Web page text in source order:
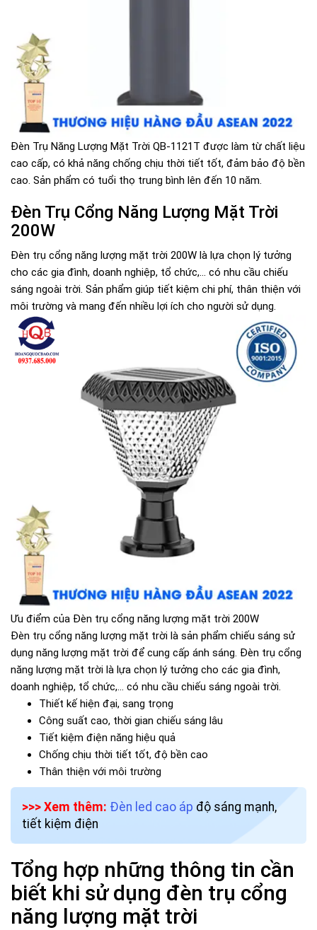
Đèn Trụ Năng Lượng Mặt Trời QB-1121T được làm từ chất liệu
cao cấp, có khả năng chống chịu thời tiết tốt, đảm bảo độ bền
cao. Sản phẩm có tuổi thọ trung bình lên đến 10 năm.
Đèn Trụ Cổng Năng Lượng Mặt Trời
200W
Đèn trụ cổng năng lượng mặt trời 200W là lựa chọn lý tưởng
cho các gia đình, doanh nghiệp, tổ chức,... có nhu cầu chiếu
sáng ngoài trời. Sản phẩm giúp tiết kiệm chi phí, thân thiện với
môi trường và mang đến nhiều lợi ích cho người sử dụng.
Ưu điểm của Đèn trụ cổng năng lượng mặt trời 200W
Đèn trụ cổng năng lượng mặt trời là sản phẩm chiếu sáng sử
dụng năng lượng mặt trời để cung cấp ánh sáng. Đèn trụ cổng
năng lượng mặt trời là lựa chọn lý tưởng cho các gia đình,
doanh nghiệp, tổ chức,... có nhu cầu chiếu sáng ngoài trời.
Thiết kế hiện đại, sang trọng
Công suất cao, thời gian chiếu sáng lâu
Tiết kiệm điện năng hiệu quả
Chống chịu thời tiết tốt, độ bền cao
Thân thiện với môi trường
>>> Xem thêm: Đèn led cao áp độ sáng mạnh,
tiết kiệm điện
Tổng hợp những thông tin cần
biết khi sử dụng đèn trụ cổng
năng lượng mặt trời